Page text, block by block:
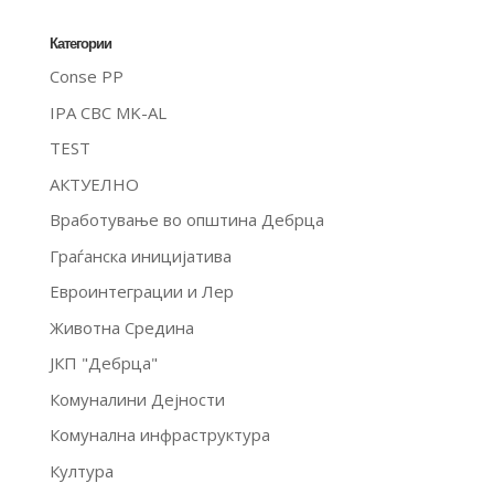
Категории
Conse PP
IPA CBC MK-AL
TEST
АКТУЕЛНО
Вработување во општина Дебрца
Граѓанска иницијатива
Евроинтеграции и Лер
Животна Средина
ЈКП "Дебрца"
Комуналини Дејности
Комунална инфраструктура
Култура